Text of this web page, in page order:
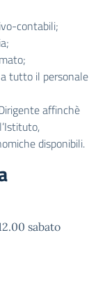
contabili;
tutto il personale
affinchè
disponibili.
sabato